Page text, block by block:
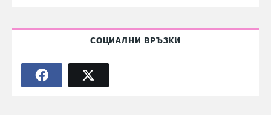
СОЦИАЛНИ ВРЪЗКИ